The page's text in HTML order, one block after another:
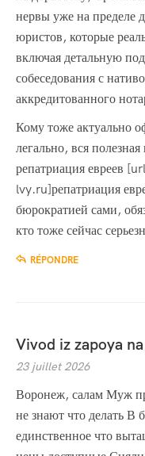
нервы уже на пределе
юристов, которые
включая детальную
собеседования с
аккредитованного
Кому тоже актуально
легально, вся
репатриация евреев
lvy.ru]репатриация
бюрократией сами,
кто тоже сейчас
RÉPONDRE
Vivod iz zapoya
23 juillet 2026
Воронеж, салам Муж
не знают что делать В
единственное что